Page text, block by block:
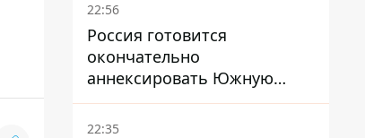
22:56
Россия готовится
окончательно
аннексировать Южную
Осетию – страны НАТО
обеспокоены
22:35